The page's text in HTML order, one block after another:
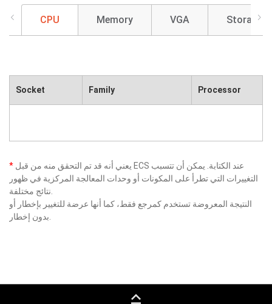
CPU Memory VGA Storage
Socket Family Processor
*
التغييرات التي تطرأ على المكونات أو وحدات المعالجة المركزية في ظهور
النتيجة المعروضة تستخدم كمرجع فقط، كما أنها عرضة للتغيير بإخطار أو
keyboard_capslock